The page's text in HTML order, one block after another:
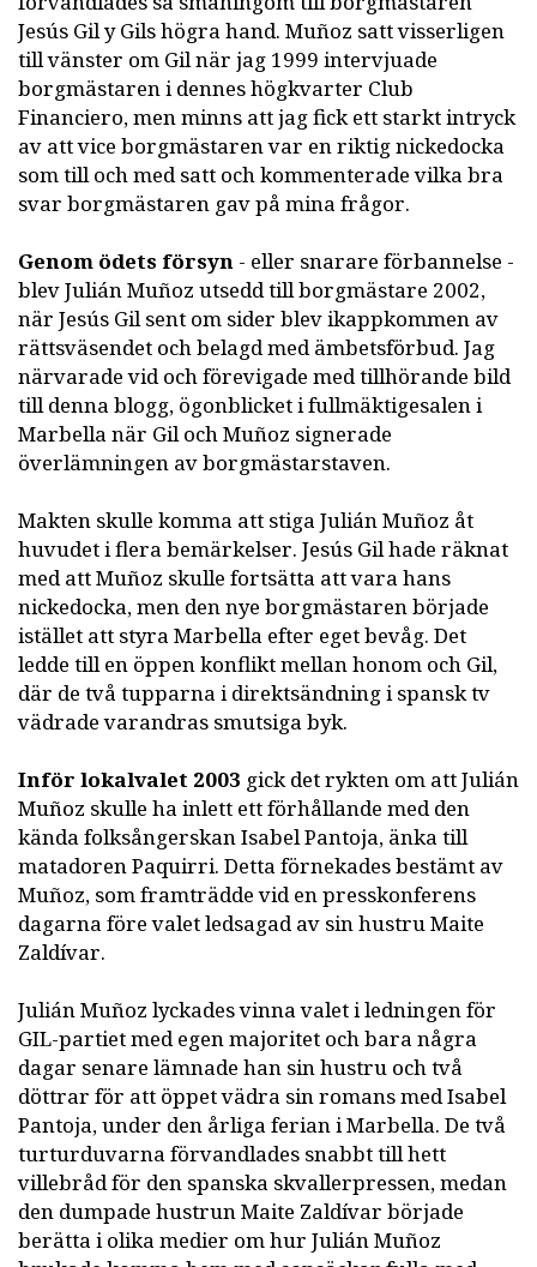
Jesús Gil y Gils högra hand. Muñoz satt visserligen
till vänster om Gil när jag 1999 intervjuade
borgmästaren i dennes högkvarter Club
Financiero, men minns att jag fick ett starkt intryck
av att vice borgmästaren var en riktig nickedocka
som till och med satt och kommenterade vilka bra
svar borgmästaren gav på mina frågor.
Genom ödets försyn - eller snarare förbannelse -
blev Julián Muñoz utsedd till borgmästare 2002,
när Jesús Gil sent om sider blev ikappkommen av
rättsväsendet och belagd med ämbetsförbud. Jag
närvarade vid och förevigade med tillhörande bild
till denna blogg, ögonblicket i fullmäktigesalen i
Marbella när Gil och Muñoz signerade
överlämningen av borgmästarstaven.
Makten skulle komma att stiga Julián Muñoz åt
huvudet i flera bemärkelser. Jesús Gil hade räknat
med att Muñoz skulle fortsätta att vara hans
nickedocka, men den nye borgmästaren började
istället att styra Marbella efter eget bevåg. Det
ledde till en öppen konflikt mellan honom och Gil,
där de två tupparna i direktsändning i spansk tv
vädrade varandras smutsiga byk.
Inför lokalvalet 2003 gick det rykten om att Julián
Muñoz skulle ha inlett ett förhållande med den
kända folksångerskan Isabel Pantoja, änka till
matadoren Paquirri. Detta förnekades bestämt av
Muñoz, som framträdde vid en presskonferens
dagarna före valet ledsagad av sin hustru Maite
Zaldívar.
Julián Muñoz lyckades vinna valet i ledningen för
GIL-partiet med egen majoritet och bara några
dagar senare lämnade han sin hustru och två
döttrar för att öppet vädra sin romans med Isabel
Pantoja, under den årliga ferian i Marbella. De två
turturduvarna förvandlades snabbt till hett
villebråd för den spanska skvallerpressen, medan
den dumpade hustrun Maite Zaldívar började
berätta i olika medier om hur Julián Muñoz